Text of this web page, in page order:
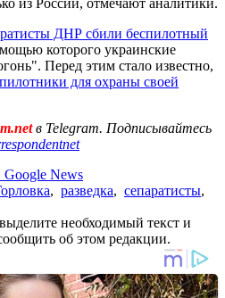
ДНР сбили беспилотный
которого украинские
Перед этим стало известно,
для охраны своей
в Telegram. Подписывайтесь
Google News
, разведка, сепаратисты,
необходимый текст и
об этом редакции.